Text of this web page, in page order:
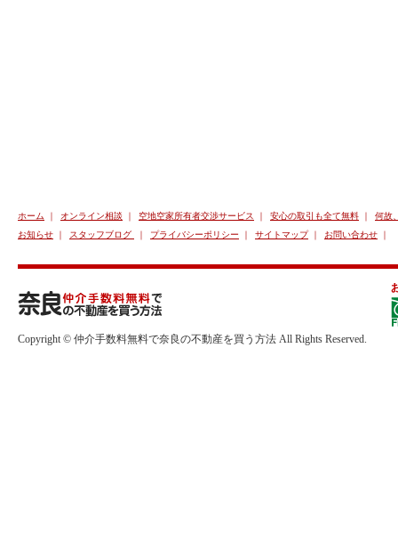
ホーム ｜ オンライン相談 ｜ 空地空家所有者交渉サービス ｜ 安心の取引も全て無料 ｜
何故
お知らせ ｜ スタッフブログ ｜ プライバシーポリシー ｜ サイトマップ｜ お問い合わせ ｜
Copyright © 仲介手数料無料で奈良の不動産を買う方法 All Rights Reserved.